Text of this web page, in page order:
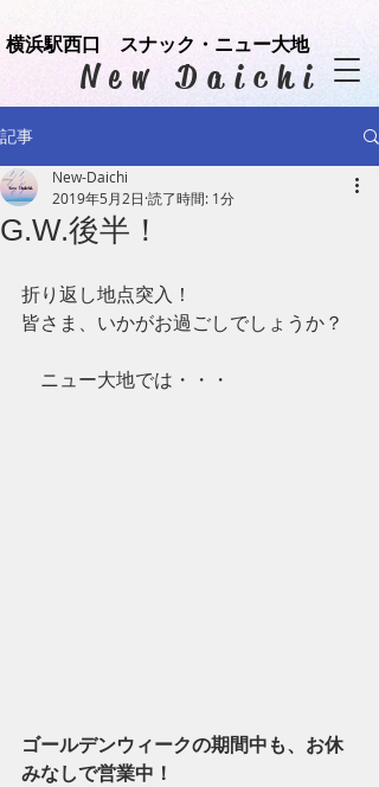
​New Daichi
横浜駅西口 スナック・ニュー大地
記事
G.W.後半！
New-Daichi
2019年5月2日 読了時間: 1分
折り返し地点突入！
皆さま、いかがお過ごしでしょうか？
ニュー大地では・・・
ゴールデンウィークの期間中も、お休
みなしで営業中！